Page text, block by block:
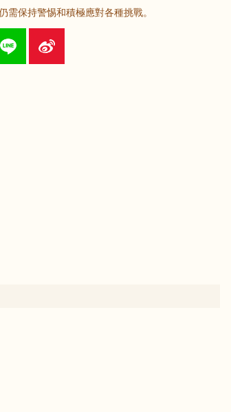
保持警惕和積極應對各種挑戰。